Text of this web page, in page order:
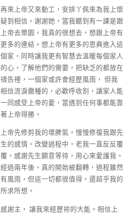
再來上帝又來動工，安排丫佩來為我上懷
疑到相信。謝謝她，當我聽到有一課是跟
上帝去樂園，我真的很想去，想跟上帝有
更多的連結。想上帝有更多的恩典進入這
個家，同時讓我更有智慧去溫暖每個家人
的心，了解他們的需要，把缺乏的都放在
禱告裡，一個家或許會經歷風雨， 但我
相信流淚撒種的，必歡呼收割，讓家人能
一同感受上帝的愛，當遇到任何事都能靠
著上帝得勝。
上帝先修剪我的壞脾氣，慢慢修復我跟先
生的感情。改變過程中，老我一直反反覆
覆，感謝先生願意等待，用心來愛護我。
經過兩年後，真的開始被翻轉，過程雖然
有風雨，但這一切都很值得，還超乎我的
所求所想。
感謝主， 讓我來經歷祢的大能。相信上